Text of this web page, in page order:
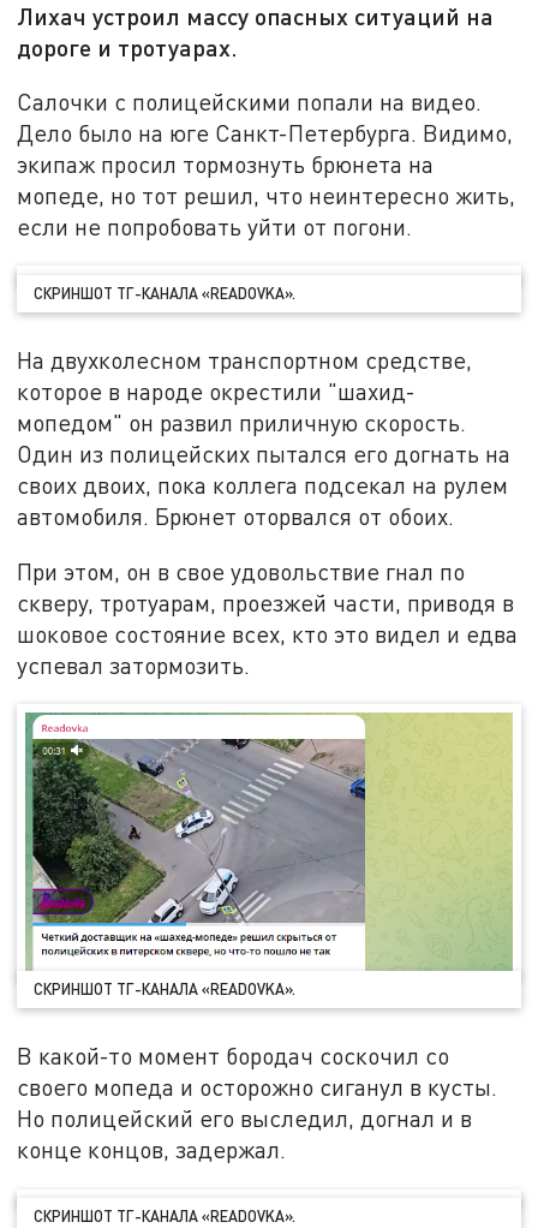
Лихач устроил массу опасных ситуаций на
дороге и тротуарах.
Салочки с полицейскими попали на видео.
Дело было на юге Санкт-Петербурга. Видимо,
экипаж просил тормознуть брюнета на
мопеде, но тот решил, что неинтересно жить,
если не попробовать уйти от погони.
СКРИНШОТ ТГ-КАНАЛА «READOVKA».
На двухколесном транспортном средстве,
которое в народе окрестили "шахид-
мопедом" он развил приличную скорость.
Один из полицейских пытался его догнать на
своих двоих, пока коллега подсекал на рулем
автомобиля. Брюнет оторвался от обоих.
При этом, он в свое удовольствие гнал по
скверу, тротуарам, проезжей части, приводя в
шоковое состояние всех, кто это видел и едва
успевал затормозить.
СКРИНШОТ ТГ-КАНАЛА «READOVKA».
В какой-то момент бородач соскочил со
своего мопеда и осторожно сиганул в кусты.
Но полицейский его выследил, догнал и в
конце концов, задержал.
СКРИНШОТ ТГ-КАНАЛА «READOVKA».